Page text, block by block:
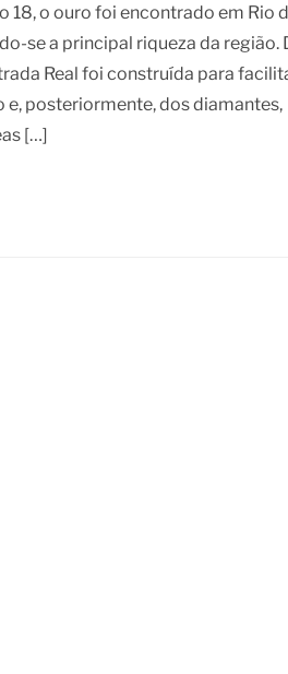
18, o ouro foi encontrado em Rio
se a principal riqueza da região.
Real foi construída para
e, posteriormente, dos diamantes,
[…]